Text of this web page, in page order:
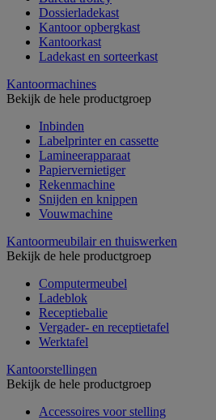
Dossierladekast
Kantoor opbergkast
Kantoorkast
Ladekast en sorteerkast
Kantoormachines
Bekijk de hele productgroep
Inbinden
Labelprinter en cassette
Lamineerapparaat
Papiervernietiger
Rekenmachine
Snijden en knippen
Vouwmachine
Kantoormeubilair en thuiswerken
Bekijk de hele productgroep
Computermeubel
Ladeblok
Receptiebalie
Vergader- en receptietafel
Werktafel
Kantoorstellingen
Bekijk de hele productgroep
Accessoires voor stelling